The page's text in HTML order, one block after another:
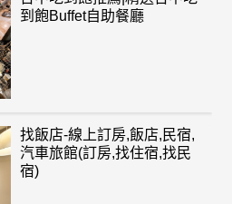
到飽Buffet自助餐廳
找飯店-線上訂房,飯店,民宿,
汽車旅館(訂房,找住宿,找民
宿)